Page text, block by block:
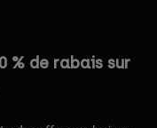
% de rabais sur